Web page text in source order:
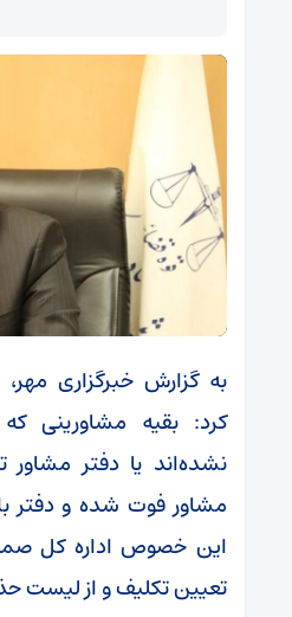
به گزارش خبرگزاری
کرد: بقیه مشاورینی
نشده‌اند یا دفتر
مشاور فوت شده و دفتر
این خصوص اداره کل
تعیین تکلیف و از لیست